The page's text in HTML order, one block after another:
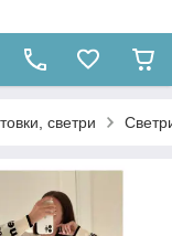
светри